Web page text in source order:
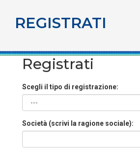
REGISTRATI
Registrati
Scegli il tipo di registrazione:
Società (scrivi la ragione sociale):